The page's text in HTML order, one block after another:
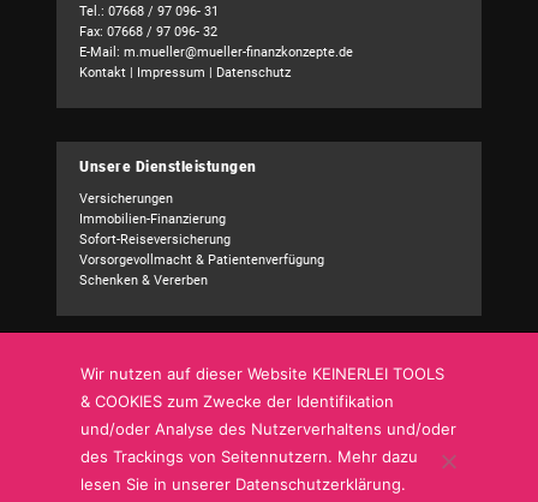
Tel.: 07668 / 97 096- 31
Fax: 07668 / 97 096- 32
E-Mail:m.mueller@mueller-finanzkonzepte.de
Kontakt | Impressum | Datenschutz
Unsere Dienstleistungen
Versicherungen
Immobilien-Finanzierung
Sofort-Reiseversicherung
Vorsorgevollmacht & Patientenverfügung
Schenken & Vererben
Kundencenter
Schadensmeldung
Adressänderung
Bankverbindung
Sonstige Mitteilung
Wir nutzen auf dieser Website KEINERLEI TOOLS
& COOKIES zum Zwecke der Identifikation
und/oder Analyse des Nutzerverhaltens und/oder
des Trackings von Seitennutzern. Mehr dazu
lesen Sie in unserer Datenschutzerklärung.